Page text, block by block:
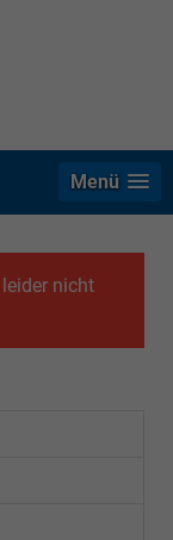
Menü
nicht